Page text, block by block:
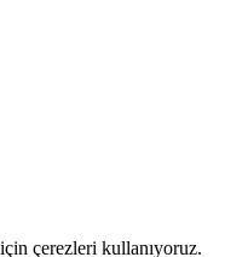
çerezleri kullanıyoruz.